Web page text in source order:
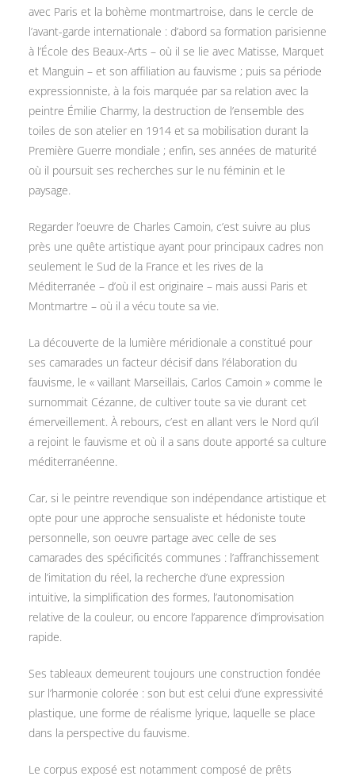
avec Paris et la bohème montmartroise, dans le cercle de
l’avant-garde internationale : d’abord sa formation parisienne
à l’École des Beaux-Arts – où il se lie avec Matisse, Marquet
et Manguin – et son affiliation au fauvisme ; puis sa période
expressionniste, à la fois marquée par sa relation avec la
peintre Émilie Charmy, la destruction de l’ensemble des
toiles de son atelier en 1914 et sa mobilisation durant la
Première Guerre mondiale ; enfin, ses années de maturité
où il poursuit ses recherches sur le nu féminin et le
paysage.
Regarder l’oeuvre de Charles Camoin, c’est suivre au plus
près une quête artistique ayant pour principaux cadres non
seulement le Sud de la France et les rives de la
Méditerranée – d’où il est originaire – mais aussi Paris et
Montmartre – où il a vécu toute sa vie.
La découverte de la lumière méridionale a constitué pour
ses camarades un facteur décisif dans l’élaboration du
fauvisme, le « vaillant Marseillais, Carlos Camoin » comme le
surnommait Cézanne, de cultiver toute sa vie durant cet
émerveillement. À rebours, c’est en allant vers le Nord qu’il
a rejoint le fauvisme et où il a sans doute apporté sa culture
méditerranéenne.
Car, si le peintre revendique son indépendance artistique et
opte pour une approche sensualiste et hédoniste toute
personnelle, son oeuvre partage avec celle de ses
camarades des spécificités communes : l’affranchissement
de l’imitation du réel, la recherche d’une expression
intuitive, la simplification des formes, l’autonomisation
relative de la couleur, ou encore l’apparence d’improvisation
rapide.
Ses tableaux demeurent toujours une construction fondée
sur l’harmonie colorée : son but est celui d’une expressivité
plastique, une forme de réalisme lyrique, laquelle se place
dans la perspective du fauvisme.
Le corpus exposé est notamment composé de prêts